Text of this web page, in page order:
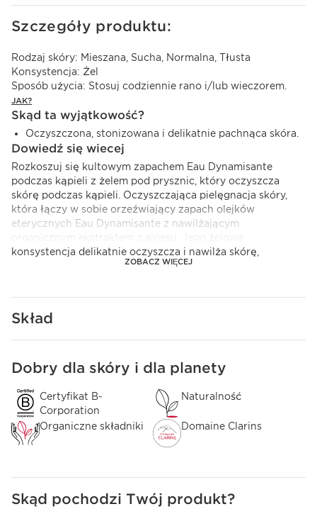
Szczegóły produktu:
ZOBACZ WIĘCEJ
Rodzaj skóry: Mieszana, Sucha, Normalna, Tłusta
Konsystencja: Żel
Sposób użycia: Stosuj codziennie rano i/lub wieczorem.
JAK?
Skąd ta wyjątkowość?
Oczyszczona, stonizowana i delikatnie pachnąca skóra.
Dowiedź się wiecej
Rozkoszuj się kultowym zapachem Eau Dynamisante
podczas kąpieli z żelem pod prysznic, który oczyszcza
skórę podczas kąpieli. Oczyszczająca pielęgnacja skóry,
która łączy w sobie orzeźwiający zapach olejków
eterycznych Eau Dynamisante z nawilżającym
konsystencja delikatnie oczyszcza i nawilża skórę,
jednocześnie pozostawiając ją delikatnie pachnącą.
Spłucz.
Innowacja
nawilżającym i oczyszczającym skórę.
Skład
PRZEJDŹ DO TREŚCI
Dobry dla skóry i dla planety
Certyfikat B-
Corporation
Naturalność
Organiczne składniki Domaine Clarins
Skąd pochodzi Twój produkt?